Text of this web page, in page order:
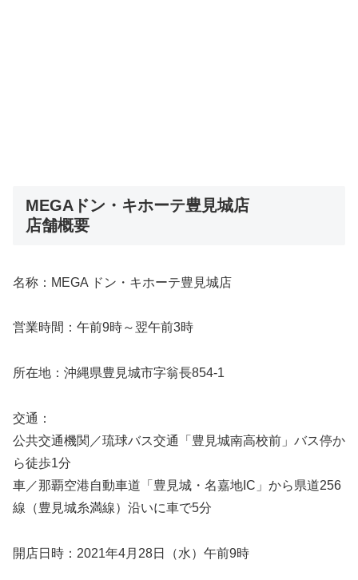
MEGAドン・キホーテ豊見城店
店舗概要
名称：MEGA ドン・キホーテ豊見城店
営業時間：午前9時～翌午前3時
所在地：沖縄県豊見城市字翁長854-1
交通：
公共交通機関／琉球バス交通「豊見城南高校前」バス停か
ら徒歩1分
車／那覇空港自動車道「豊見城・名嘉地IC」から県道256
線（豊見城糸満線）沿いに車で5分
開店日時：2021年4月28日（水）午前9時